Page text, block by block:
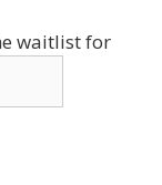
waitlist for